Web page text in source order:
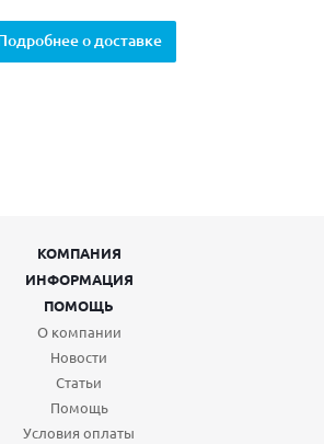
о доставке
КОМПАНИЯ
ИНФОРМАЦИЯ
ПОМОЩЬ
О компании
Новости
Статьи
Помощь
Условия оплаты